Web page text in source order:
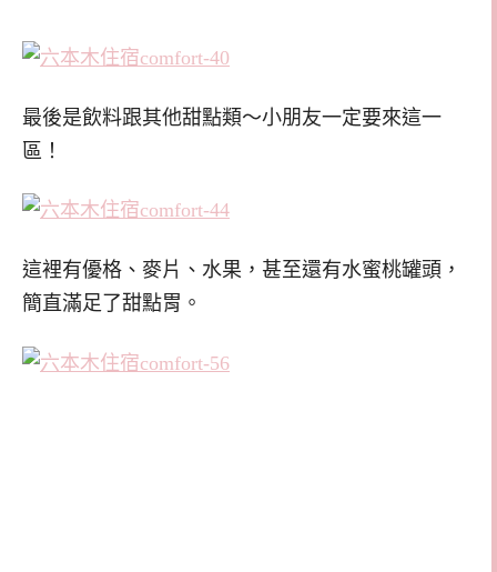
最後是飲料跟其他甜點類～小朋友一定要來這一
區！
這裡有優格、麥片、水果，甚至還有水蜜桃罐頭，
簡直滿足了甜點胃。